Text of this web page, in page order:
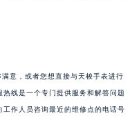
意，或者您想直接与天梭手表进行
线是一个专门提供服务和解答问题
作人员咨询最近的维修点的电话号